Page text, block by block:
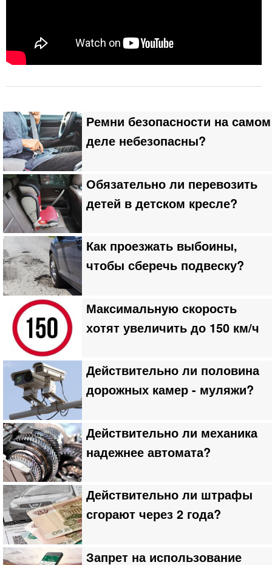
Ремни безопасности на самом
деле небезопасны?
Обязательно ли перевозить
детей в детском кресле?
Как проезжать выбоины,
чтобы сберечь подвеску?
Максимальную скорость
хотят увеличить до 150 км/ч
Действительно ли половина
дорожных камер - муляжи?
Действительно ли механика
надежнее автомата?
Действительно ли штрафы
сгорают через 2 года?
Запрет на использование